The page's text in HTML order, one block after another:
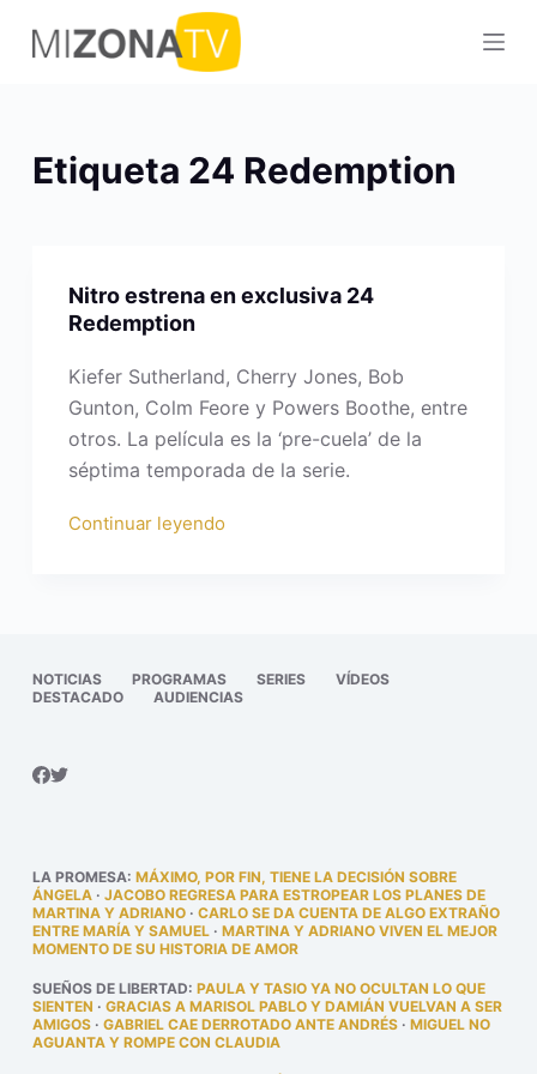
S
a
aEtiqueta 24 Redemption
Nitro estrena en exclusiva 24
Redemption
Kiefer Sutherland, Cherry Jones, Bob
Gunton, Colm Feore y Powers Boothe, entre
otros. La película es la ‘pre-cuela’ de la
séptima temporada de la serie.
Continuar leyendo
NOTICIAS PROGRAMAS SERIES
VÍDEOS
DESTACADO
AUDIENCIAS
LA PROMESA: MÁXIMO, POR FIN, TIENE LA DECISIÓN SOBRE
ÁNGELA· JACOBO REGRESA PARA ESTROPEAR LOS PLANES DE
MARTINA Y ADRIANO· CARLO SE DA CUENTA DE ALGO EXTRAÑO
ENTRE MARÍA Y SAMUEL· MARTINA Y ADRIANO VIVEN EL MEJOR
MOMENTO DE SU HISTORIA DE AMOR
SUEÑOS DE LIBERTAD: PAULA Y TASIO YA NO OCULTAN LO QUE
SIENTEN · GRACIAS A MARISOL PABLO Y DAMIÁN VUELVAN A SER
AMIGOS· GABRIEL CAE DERROTADO ANTE ANDRÉS· MIGUEL NO
AGUANTA Y ROMPE CON CLAUDIA